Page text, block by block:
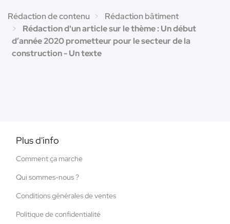
Rédaction de contenu
Rédaction bâtiment
Rédaction d'un article sur le thème : Un début
d’année 2020 prometteur pour le secteur de la
construction - Un texte
Plus d'info
Comment ça marche
Qui sommes-nous ?
Conditions générales de ventes
Politique de confidentialité